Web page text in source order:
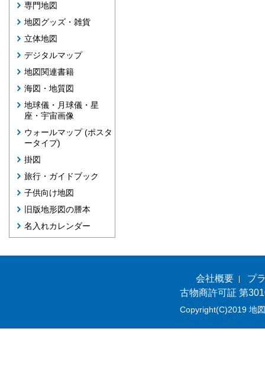
専門地図
地図グッズ・雑貨
立体地図
デジタルマップ
地図関連書籍
海図・地質図
地球儀・月球儀・星
座・宇宙画像
ウォールマップ (ポスタ
ータイプ)
掛図
旅行・ガイドブック
子供向け地図
旧版地形図の謄本
名入れカレンダー
会社概要
プ
古物商許可証 第
Copyright(C)2019 地